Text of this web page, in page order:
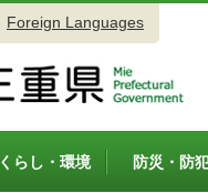
Foreign Languages
くらし・環境 防災・防